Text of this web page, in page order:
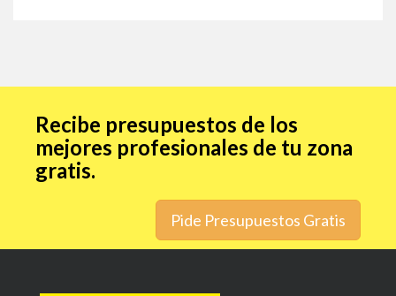
Recibe presupuestos de los
mejores profesionales de tu zona
gratis.
Pide Presupuestos Gratis